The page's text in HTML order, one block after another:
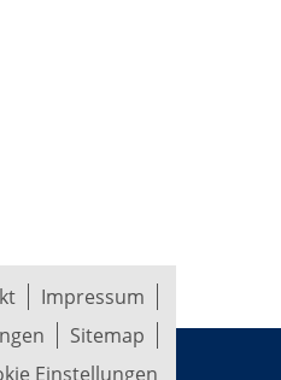
Impressum
Sitemap
Einstellungen